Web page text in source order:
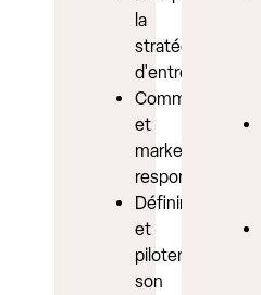
la
stratégie
d'entreprise
Communication
et
marketing
responsable
Définir
et
piloter
son